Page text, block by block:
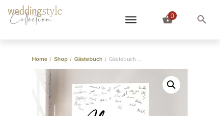
Collection 0
Home / Shop / Gästebuch / Gästebuch Bild ‘Always’